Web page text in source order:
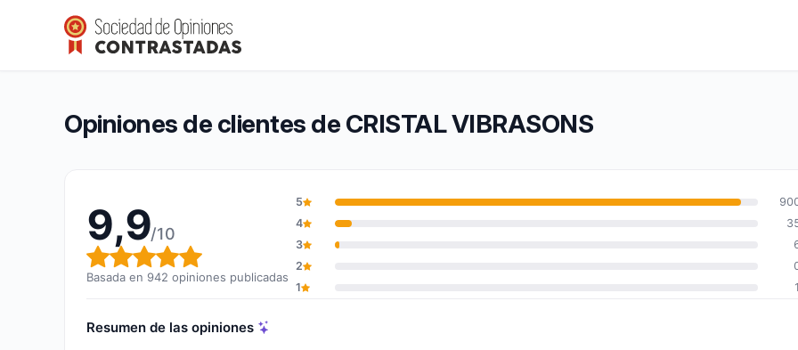
CRISTAL VIBRASONS
Calificación global: 9,9 de 10
9,9/10(942 opiniones)
Opiniones de clientes de CRISTAL VIBRASONS
9,9/10
Calificación global: 9,9 de 10
Basada en 942 opiniones publicadas
5
4
3
2
1
1
Resumen de las opiniones